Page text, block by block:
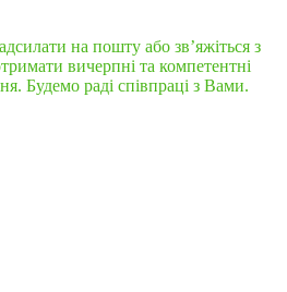
на пошту або зв’яжіться з
вичерпні та компетентні
Будемо раді співпраці з Вами.